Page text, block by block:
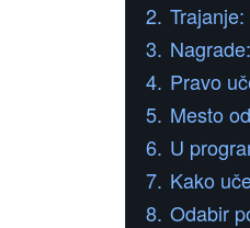
2. Trajanje:
3. Nagrade:
4. Pravo
5. Mesto
6. U
7. Kako
8. Odabir